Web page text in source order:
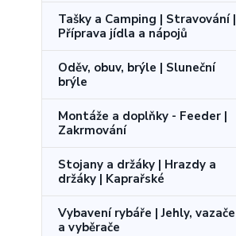
Tašky a Camping | Stravování |
Příprava jídla a nápojů
Oděv, obuv, brýle | Sluneční
brýle
Montáže a doplňky - Feeder |
Zakrmování
Stojany a držáky | Hrazdy a
držáky | Kaprařské
Vybavení rybáře | Jehly, vazače
a vyběrače